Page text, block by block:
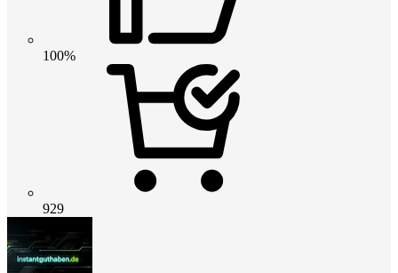
100%
929